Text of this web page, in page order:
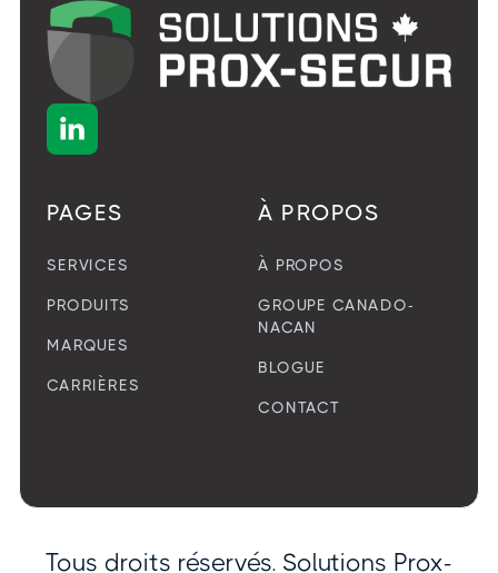

PAGES
SERVICES
PRODUITS
MARQUES
CARRIÈRES
À PROPOS
À PROPOS
GROUPE CANADO-
NACAN
BLOGUE
CONTACT
Tous droits réservés. Solutions Prox-